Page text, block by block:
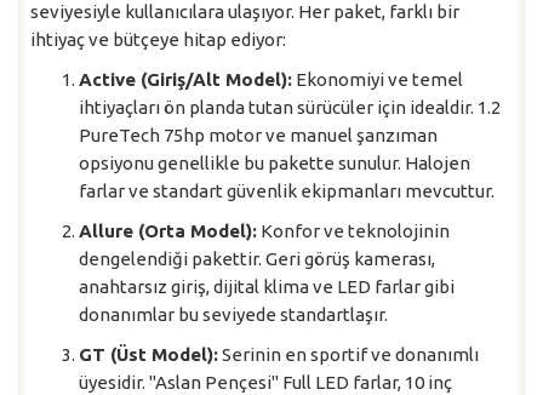
seviyesiyle kullanıcılara ulaşıyor. Her paket, farklı bir
ihtiyaç ve bütçeye hitap ediyor:
Active (Giriş/Alt Model): Ekonomiyi ve temel
ihtiyaçları ön planda tutan sürücüler için idealdir. 1.2
PureTech 75hp motor ve manuel şanzıman
opsiyonu genellikle bu pakette sunulur. Halojen
farlar ve standart güvenlik ekipmanları mevcuttur.
Allure (Orta Model): Konfor ve teknolojinin
dengelendiği pakettir. Geri görüş kamerası,
anahtarsız giriş, dijital klima ve LED farlar gibi
donanımlar bu seviyede standartlaşır.
GT (Üst Model):Serinin en sportif ve donanımlı
üyesidir. "Aslan Pençesi" Full LED farlar, 10 inç